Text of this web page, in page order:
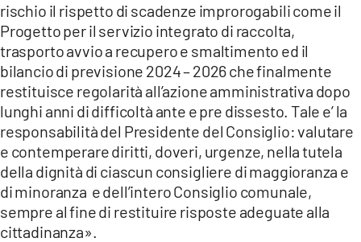
rischio il rispetto di scadenze improrogabili come il
Progetto per il servizio integrato di raccolta,
trasporto avvio a recupero e smaltimento ed il
bilancio di previsione 2024 – 2026 che finalmente
restituisce regolarità all’azione amministrativa dopo
lunghi anni di difficoltà ante e pre dissesto. Tale e’ la
responsabilità del Presidente del Consiglio: valutare
e contemperare diritti, doveri, urgenze, nella tutela
della dignità di ciascun consigliere di maggioranza e
di minoranza e dell’intero Consiglio comunale,
sempre al fine di restituire risposte adeguate alla
cittadinanza».